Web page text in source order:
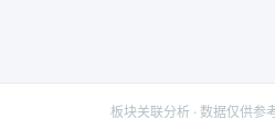
板块关联分析 · 数据仅供参